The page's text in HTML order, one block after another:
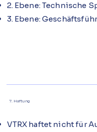
2. Ebene: Technische
3. Ebene:
7. Haftung
VTRX haftet nicht für